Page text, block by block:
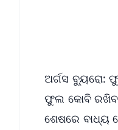
ଅର୍ଗସ ବ୍ୟୁରୋ:
ଫୁଲ କୋବି ରଖିବା
ଶେଷରେ ବାଧ୍ୟ